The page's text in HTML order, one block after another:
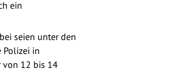
ein
seien unter den
Polizei in
von 12 bis 14